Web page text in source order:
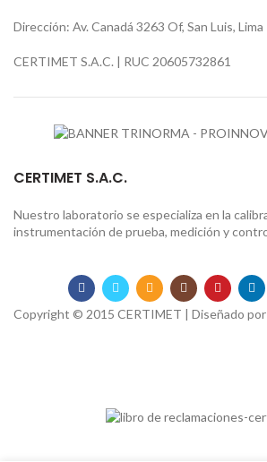
Dirección: Av. Canadá 3263 Of, San Luis, Lima
CERTIMET S.A.C. | RUC 20605732861
CERTIMET S.A.C.
Nuestro laboratorio se especializa en la
instrumentación de prueba, medición y
Copyright © 2015 CERTIMET | Diseñado por